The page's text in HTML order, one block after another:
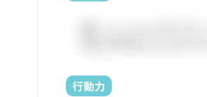
行動力